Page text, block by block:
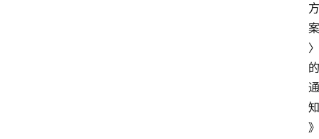
方
案
〉
的
通
知
》